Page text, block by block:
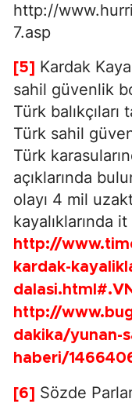
http://
7.asp
[5] Kardak
sahil güvenlik
Türk
Türk sahil
Türk
açıklarında
olayı 4 mil
kayalıklarında
http://
kardak-
http://
dakika/yunan-
haberi/
[6] Sözde